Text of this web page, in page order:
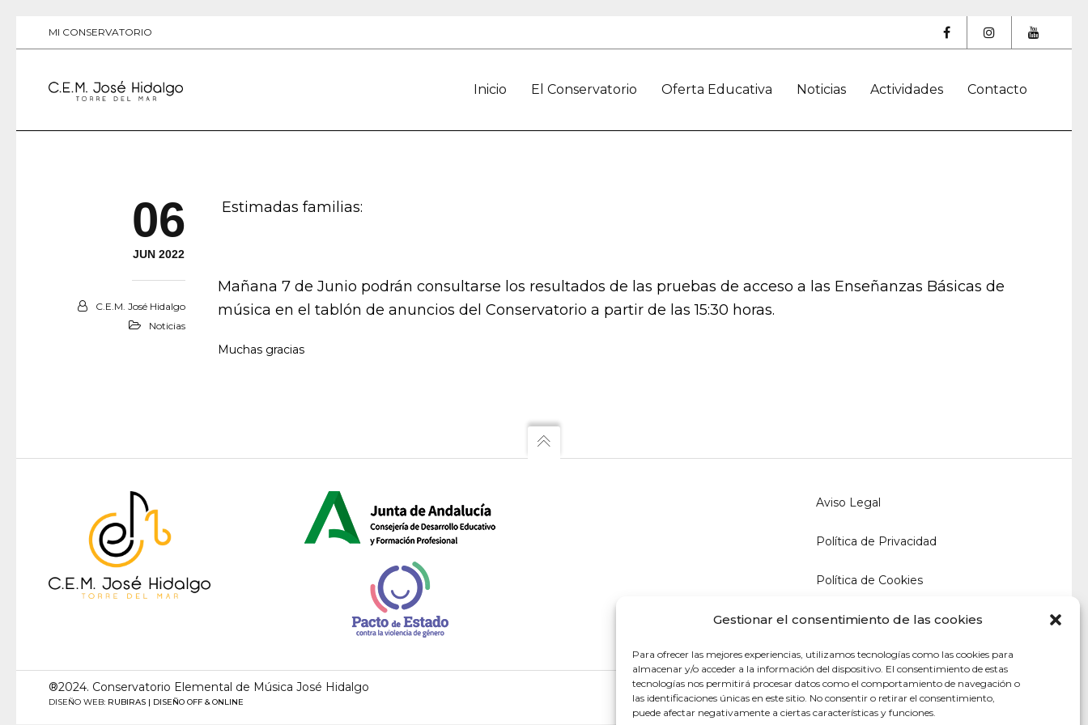
Gestionar el consentimiento de las cookies
Para ofrecer las mejores experiencias, utilizamos tecnologías como las cookies para
almacenar y/o acceder a la información del dispositivo. El consentimiento de estas
tecnologías nos permitirá procesar datos como el comportamiento de navegación o
las identificaciones únicas en este sitio. No consentir o retirar el consentimiento,
puede afectar negativamente a ciertas características y funciones.
MI CONSERVATORIO
Inicio El Conservatorio Oferta Educativa Noticias Actividades Contacto
06
JUN 2022
C.E.M. José Hidalgo
Noticias
Estimadas familias:
Mañana 7 de Junio podrán consultarse los resultados de las pruebas de acceso a las Enseñanzas Básicas de
música en el tablón de anuncios del Conservatorio a partir de las 15:30 horas.
Muchas gracias
Aviso Legal
Política de Privacidad
Política de Cookies
®2024. Conservatorio Elemental de Música José Hidalgo
DISEÑO WEB: RUBIRAS | DISEÑO OFF & ONLINE